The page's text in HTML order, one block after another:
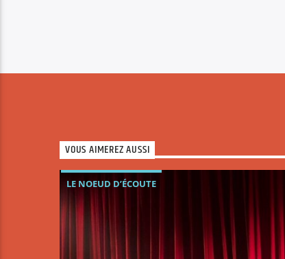
VOUS AIMEREZ AUSSI
LE NOEUD D’ÉCOUTE